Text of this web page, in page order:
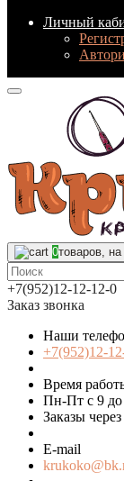
Личный
0товаров, на
+7(952)12-12-12-0
Заказ звонка
Наши
+7(952)12-
Время
Пн-Пт с 9 до
Заказы
E-mail